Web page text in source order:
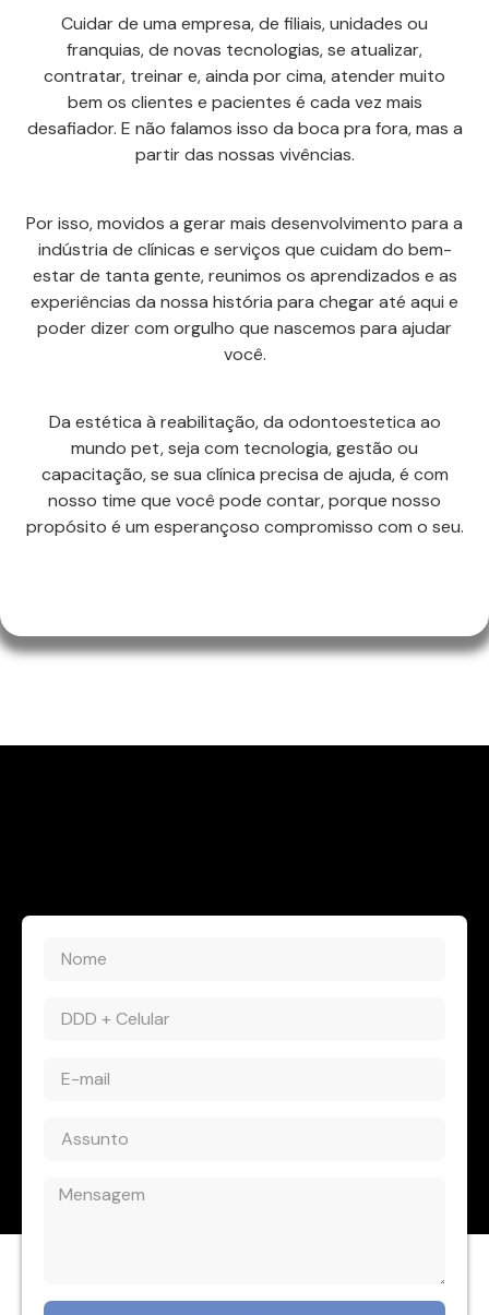
Cuidar de uma empresa, de filiais, unidades ou
franquias, de novas tecnologias, se atualizar,
contratar, treinar e, ainda por cima, atender muito
bem os clientes e pacientes é cada vez mais
desafiador. E não falamos isso da boca pra fora, mas a
partir das nossas vivências.
Por isso, movidos a gerar mais desenvolvimento para a
indústria de clínicas e serviços que cuidam do bem-
estar de tanta gente, reunimos os aprendizados e as
experiências da nossa história para chegar até aqui e
poder dizer com orgulho que nascemos para ajudar
você.
Da estética à reabilitação, da odontoestetica ao
mundo pet, seja com tecnologia, gestão ou
capacitação, se sua clínica precisa de ajuda, é com
nosso time que você pode contar, porque nosso
propósito é um esperançoso compromisso com o seu.